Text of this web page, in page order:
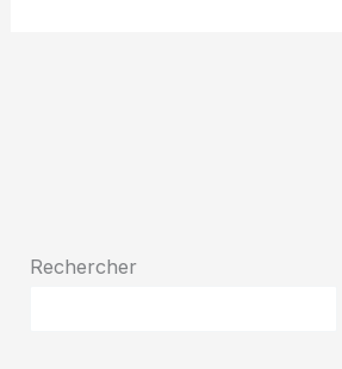
Rechercher